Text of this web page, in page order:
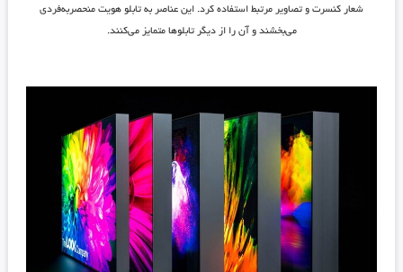
شعار کنسرت و تصاویر مرتبط استفاده کرد. این عناصر به تابلو هویت منحصربه‌فردی
می‌بخشند و آن را از دیگر تابلوها متمایز می‌کنند.